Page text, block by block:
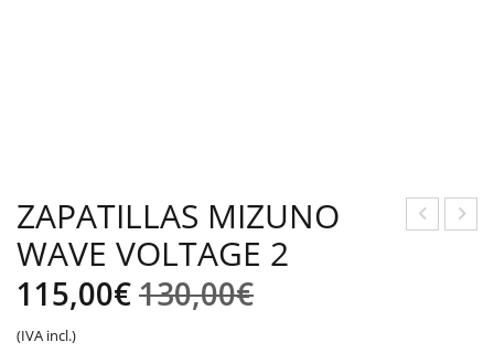
ZAPATILLAS MIZUNO
WAVE VOLTAGE 2
130,00€El
115,00€
El
(IVA incl.)